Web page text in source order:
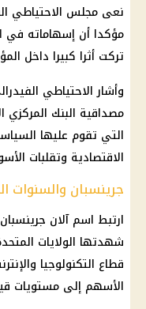
نعى مجلس الاحتياطي
مؤكدا أن إسهاماته في
تركت أثرا كبيرا داخل
وأشار الاحتياطي
مصداقية البنك
التي تقوم عليها
الاقتصادية وتقلبات
جرينسبان والسنوات
ارتبط اسم آلان
شهدتها الولايات
قطاع التكنولوجيا
الأسهم إلى مستويات